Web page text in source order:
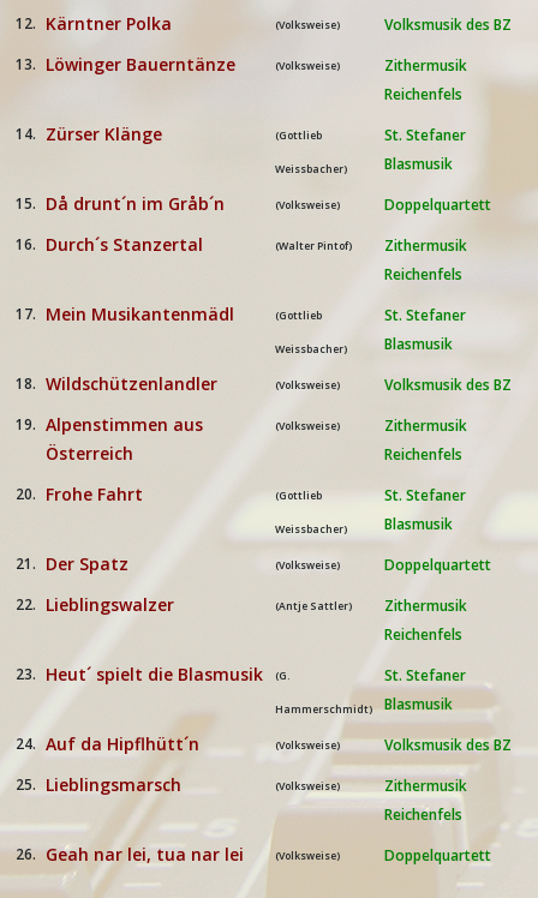
12. Kärntner Polka (Volksweise) Volksmusik des BZ
13. Löwinger Bauerntänze (Volksweise)
Zithermusik
Reichenfels
14. Zürser Klänge (Gottlieb
Weissbacher)
St. Stefaner
Blasmusik
15. Då drunt´n im Gråb´n (Volksweise) Doppelquartett
16. Durch´s Stanzertal (Walter Pintof)
Zithermusik
Reichenfels
17. Mein Musikantenmädl (Gottlieb
Weissbacher)
St. Stefaner
Blasmusik
18. Wildschützenlandler (Volksweise) Volksmusik des BZ
19. Alpenstimmen aus
Österreich
(Volksweise)
Zithermusik
Reichenfels
20. Frohe Fahrt (Gottlieb
Weissbacher)
St. Stefaner
Blasmusik
21. Der Spatz (Volksweise) Doppelquartett
22. Lieblingswalzer (Antje Sattler)
Zithermusik
Reichenfels
23. Heut´ spielt die Blasmusik (G.
Hammerschmidt)
St. Stefaner
Blasmusik
24. Auf da Hipflhütt´n (Volksweise) Volksmusik des BZ
25. Lieblingsmarsch (Volksweise)
Zithermusik
Reichenfels
26. Geah nar lei, tua nar lei (Volksweise) Doppelquartett